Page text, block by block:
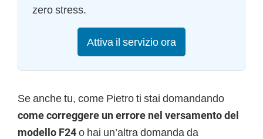
zero stress.
Attiva il servizio ora
Se anche tu, come Pietro ti stai domandando
come correggere un errore nel versamento del
modello F24o hai un’altra domanda da